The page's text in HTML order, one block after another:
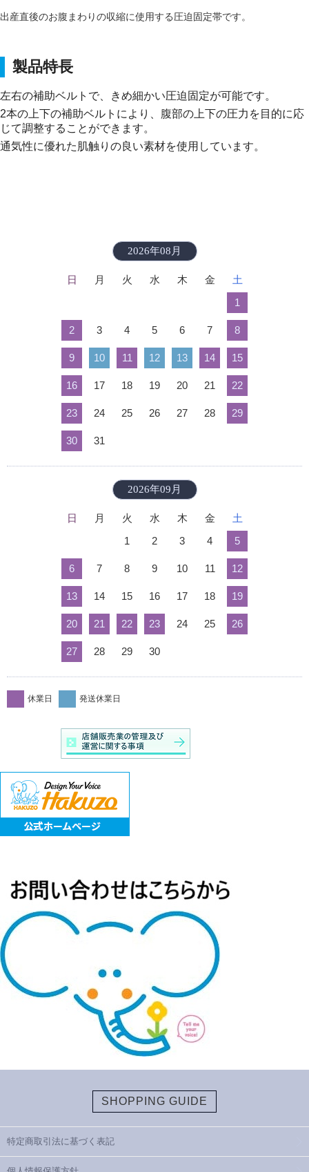
出産直後のお腹まわりの収縮に使用する圧迫固定帯です。
製品特長
左右の補助ベルトで、きめ細かい圧迫固定が可能です。
2本の上下の補助ベルトにより、腹部の上下の圧力を目的に応
じて調整することができます。
通気性に優れた肌触りの良い素材を使用しています。
2026年08月
日 月 火 水 木 金
土
1
2 3 4 5 6 7 8
9 10 11 12 13 14 15
16 17 18 19 20 21 22
23 24 25 26 27 28 29
30 31
2026年09月
日 月 火 水 木 金
土
1
2 3 4 5
6 7 8 9 10 11 12
13 14 15 16 17 18 19
20 21 22 23 24 25 26
27 28 29 30
休業日 発送休業日
SHOPPING GUIDE
特定商取引法に基づく表記